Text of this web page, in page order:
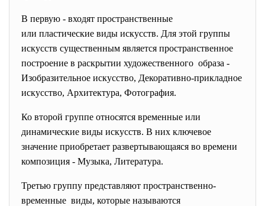
В первую - входят пространственные
или пластические виды искусств. Для этой группы
искусств существенным является пространственное
построение в раскрытии художественного образа -
Изобразительное искусство, Декоративно-прикладное
искусство, Архитектура, Фотография.
Ко второй группе относятся временные или
динамические виды искусств. В них ключевое
значение приобретает развертывающаяся во времени
композиция - Музыка, Литература.
Третью группу представляют пространственно-
временные виды, которые называются